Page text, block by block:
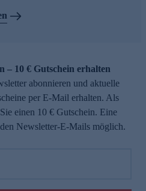
– 10 € Gutschein erhalten
abonnieren und aktuelle
per E-Mail erhalten. Als
einen 10 € Gutschein. Eine
Newsletter-E-Mails möglich.